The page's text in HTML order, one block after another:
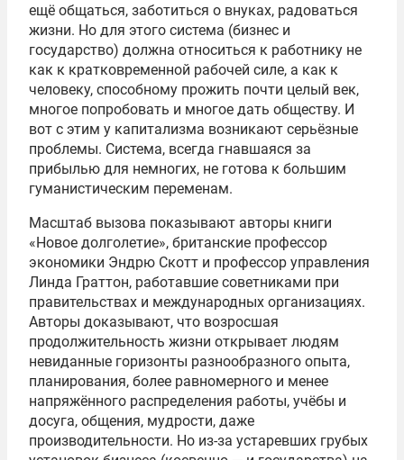
ещё общаться, заботиться о внуках, радоваться
жизни. Но для этого система (бизнес и
государство) должна относиться к работнику не
как к кратковременной рабочей силе, а как к
человеку, способному прожить почти целый век,
многое попробовать и многое дать обществу. И
вот с этим у капитализма возникают серьёзные
проблемы. Система, всегда гнавшаяся за
прибылью для немногих, не готова к большим
гуманистическим переменам.
Масштаб вызова показывают авторы книги
«Новое долголетие», британские профессор
экономики Эндрю Скотт и профессор управления
Линда Граттон, работавшие советниками при
правительствах и международных организациях.
Авторы доказывают, что возросшая
продолжительность жизни открывает людям
невиданные горизонты разнообразного опыта,
планирования, более равномерного и менее
напряжённого распределения работы, учёбы и
досуга, общения, мудрости, даже
производительности. Но из-за устаревших грубых